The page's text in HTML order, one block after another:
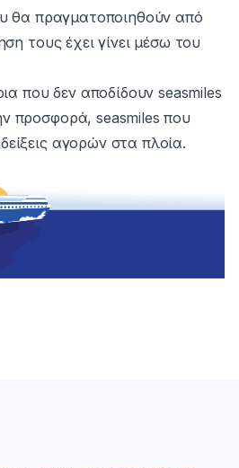
θα πραγματοποιηθούν από
τους έχει γίνει μέσω του
που δεν αποδίδουν seasmiles
προσφορά, seasmiles που
αγορών στα πλοία.